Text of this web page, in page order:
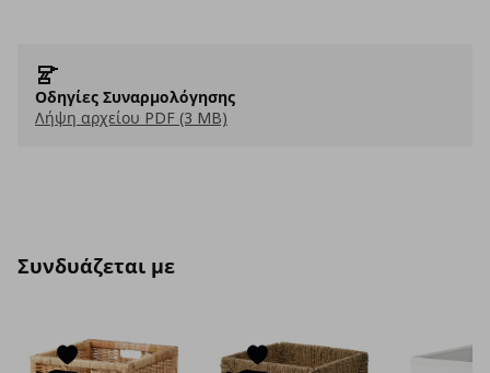
Οδηγίες Συναρμολόγησης
Λήψη αρχείου PDF (3 MB)
Συνδυάζεται με